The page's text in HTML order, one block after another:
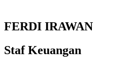
FERDI IRAWAN
Staf Keuangan